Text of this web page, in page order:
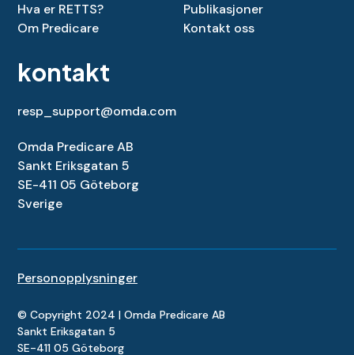
Hva er RETTS?
Om Predicare
Publikasjoner
Kontakt oss
kontakt
resp_support@omda.com
Omda Predicare AB
Sankt Eriksgatan 5
SE-411 05 Göteborg
Sverige
Personopplysninger
© Copyright 2024 | Omda Predicare AB
Sankt Eriksgatan 5
SE-411 05 Göteborg